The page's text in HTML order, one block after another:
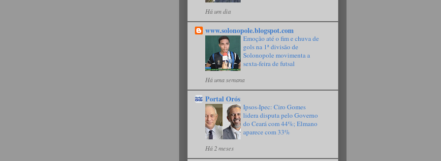
Há um dia
www.solonopole.blogspot.com
Emoção até o fim e chuva de
gols na 1ª divisão de
Solonopole movimenta a
sexta-feira de futsal
Há uma semana
Portal Orós
Ipsos-Ipec: Ciro Gomes
lidera disputa pelo Governo
do Ceará com 44%; Elmano
aparece com 33%
Há 2 meses